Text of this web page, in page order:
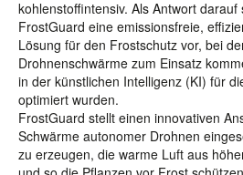
kohlenstoffintensiv. Als Antwort
FrostGuard eine emissionsfreie,
Lösung für den Frostschutz vor, bei
Drohnenschwärme zum Einsatz
in der künstlichen Intelligenz (KI) für
optimiert wurden.
FrostGuard stellt einen innovativen
Schwärme autonomer Drohnen
zu erzeugen, die warme Luft aus